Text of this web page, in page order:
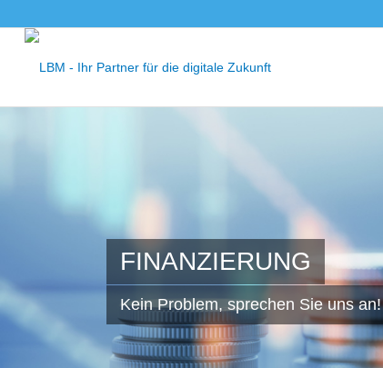
FINANZIERUNG
Kein Problem, sprechen Sie uns an!